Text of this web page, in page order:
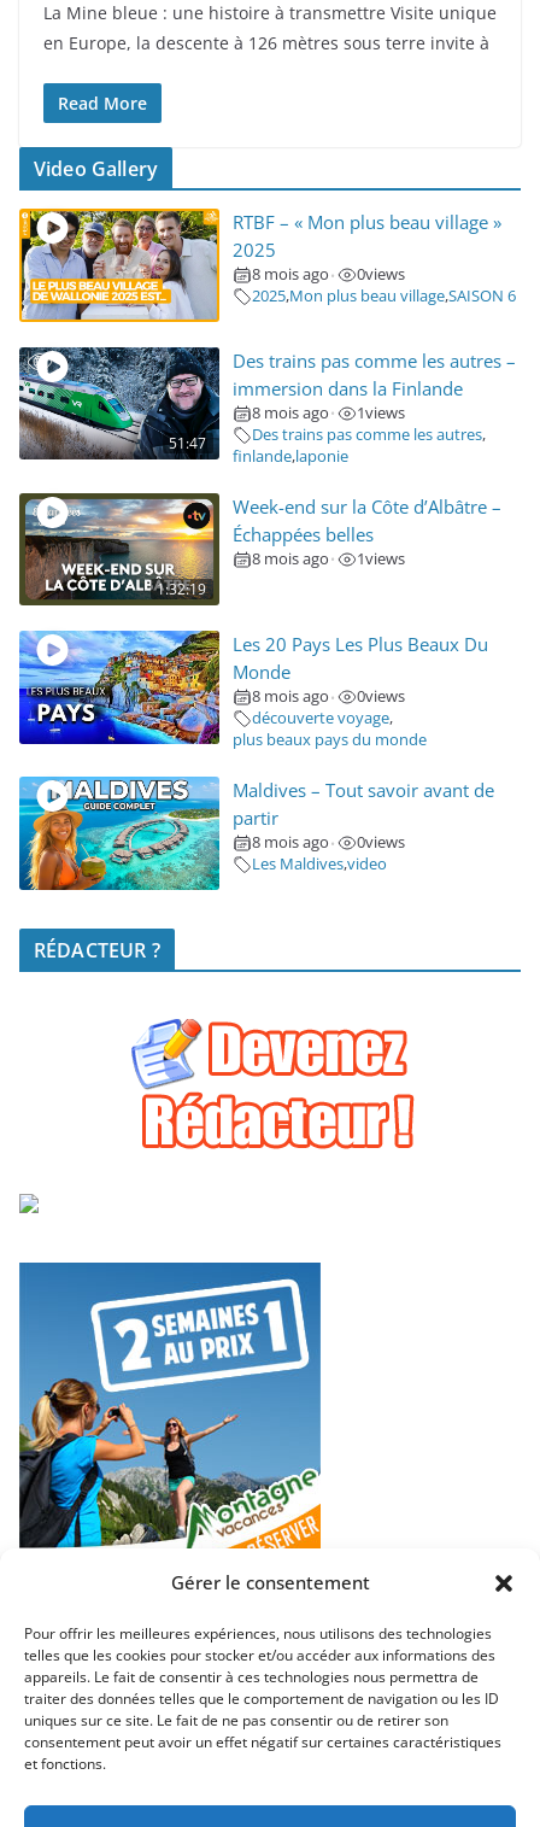
Gérer le consentement
Pour offrir les meilleures expériences, nous utilisons des technologies
telles que les cookies pour stocker et/ou accéder aux informations des
appareils. Le fait de consentir à ces technologies nous permettra de
traiter des données telles que le comportement de navigation ou les ID
uniques sur ce site. Le fait de ne pas consentir ou de retirer son
consentement peut avoir un effet négatif sur certaines caractéristiques
et fonctions.
La Mine bleue : une histoire à transmettre Visite unique
en Europe, la descente à 126 mètres sous terre invite à
Read More
Video Gallery
RTBF – « Mon plus beau village »
2025
8 mois ago • 0views
2025,Mon plus beau village,SAISON 6
51:47
Des trains pas comme les autres –
immersion dans la Finlande
8 mois ago • 1views
Des trains pas comme les autres,
finlande,laponie
1:32:19
Week-end sur la Côte d’Albâtre –
Échappées belles
8 mois ago • 1views
Les 20 Pays Les Plus Beaux Du
Monde
8 mois ago • 0views
découverte voyage,
plus beaux pays du monde
Maldives – Tout savoir avant de
partir
8 mois ago • 0views
Les Maldives,video
RÉDACTEUR ?
Copyright © 2026 Neo Travel – Voyages et Découvertes
droits réservés.